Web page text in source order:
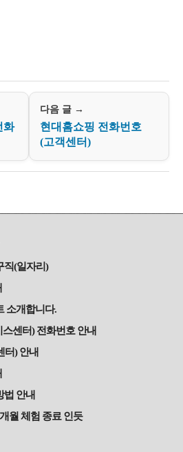
화
다음 글 →
현대홈쇼핑 전화번호
(고객센터)
직(일자리)
소개합니다.
센터) 전화번호 안내
터) 안내
법 안내
월 체험 종료 인듯